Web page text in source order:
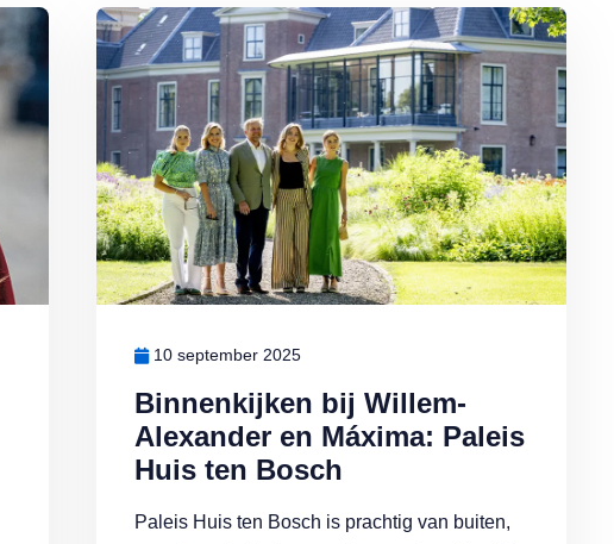
Binnenkijken bij Willem-
Alexander en Máxima: Paleis
Huis ten Bosch
10 september 2025
Paleis Huis ten Bosch is prachtig van buiten,
Lees meer over Binnenkijken bij Willem-Alexander en Máxima: